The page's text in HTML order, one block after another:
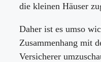
die kleinen Häuser
Daher ist es umso
Zusammenhang mit
Versicherer